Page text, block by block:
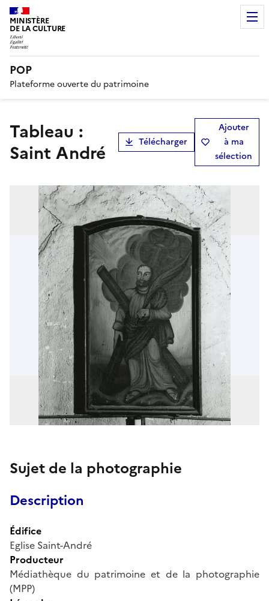
MINISTÈRE
DE LA CULTURE
POP
Plateforme ouverte du patrimoine
tableau :
Saint André
Télécharger
Ajouter
à ma
sélection
Sujet de la photographie
Description
Édifice
Eglise Saint-André
Producteur
Médiathèque du patrimoine et de la photographie
(MPP)